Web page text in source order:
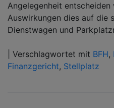
Angelegenheit
Auswirkungen dies auf die
Dienstwagen und
Verschlagwortet mit BFH,
Finanzgericht, Stellplatz